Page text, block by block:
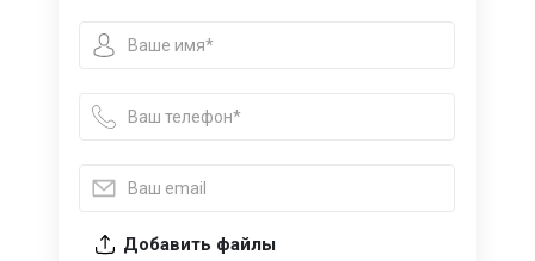
Добавить файлы